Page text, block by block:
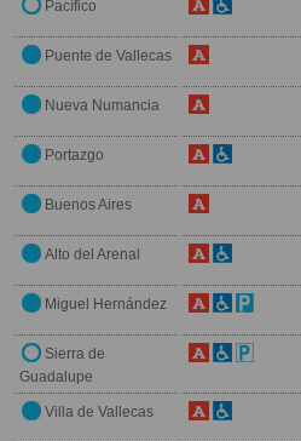
Pacífico
Puente de Vallecas
Nueva Numancia
Portazgo
Buenos Aires
Alto del Arenal
Miguel Hernández
Sierra de
Guadalupe
Villa de Vallecas